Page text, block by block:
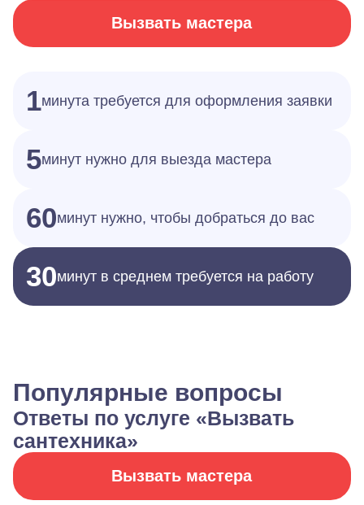
Вызвать мастера
1минута требуется для оформления заявки
5минут нужно для выезда мастера
60минут нужно, чтобы добраться до вас
30минут в среднем требуется на работу
Популярные вопросы
Ответы по услуге «Вызвать
сантехника»
Вызвать мастера